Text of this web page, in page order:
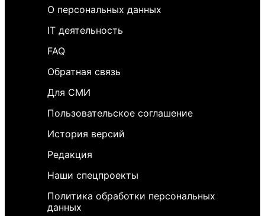
О персональных данных
IT деятельность
FAQ
Обратная связь
Для СМИ
Пользовательское соглашение
История версий
Редакция
Наши спецпроекты
Политика обработки персональных
данных